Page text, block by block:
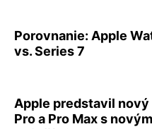
Porovnanie: Apple
vs. Series 7
Apple predstavil nový
Pro a Pro Max s